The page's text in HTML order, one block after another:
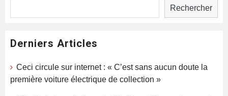
Rechercher
Derniers Articles
Ceci circule sur internet : « C’est sans aucun doute la
première voiture électrique de collection »